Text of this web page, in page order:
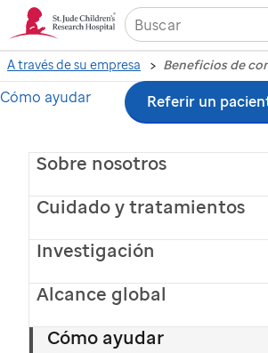
Ir
contenido
principal
Sobre nosotros
Cuidado y tratamientos
Investigación
Alcance global
Cómo ayudar
Cómo ayudar Referir un
A través de su empresa Beneficios de
Beneficios de
convertirse en
patrocinador